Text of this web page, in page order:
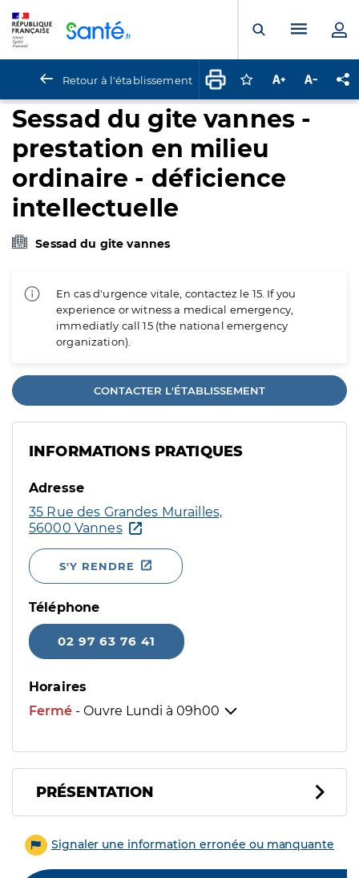
Ouvrir laMenu
Retour à l'établissement Connectez-vous
Augmenter la
Sessad du gite vannes -
prestation en milieu
ordinaire - déficience
intellectuelle
Sessad du gite vannes
En cas d'urgence vitale, contactez le 15. If you
experience or witness a medical emergency,
immediatly call 15 (the national emergency
organization).
CONTACTER L'ÉTABLISSEMENT
INFORMATIONS PRATIQUES
Adresse
35 Rue des Grandes Murailles,
56000 Vannes
S'Y RENDRE
Téléphone
02 97 63 76 41
Horaires
Fermé - Ouvre Lundi à 09h00
PRÉSENTATION
Signaler une information erronée ou manquante